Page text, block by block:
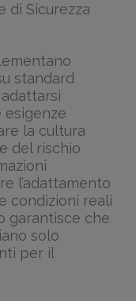
di Sicurezza
standard
la cultura
del rischio
l’adattamento
condizioni reali
garantisce che
solo
per il